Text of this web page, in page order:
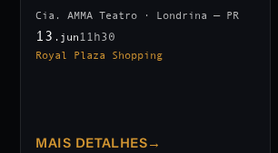
Cia. AMMA Teatro · Londrina — PR
13 .jun11h30
Royal Plaza Shopping
MAIS DETALHES →